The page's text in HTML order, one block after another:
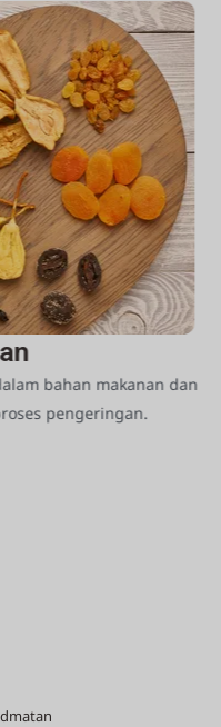
bahan makanan dan
pengeringan.